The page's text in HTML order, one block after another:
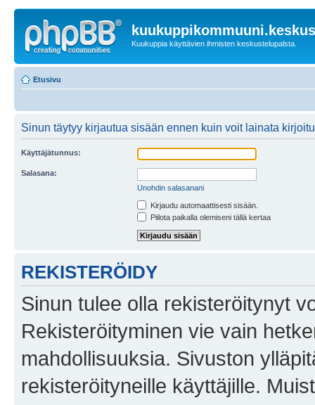
Kuukuppia käyttävien ihmisten keskustelupalsta.
Etusivu
Sinun täytyy kirjautua sisään ennen kuin voit lainata
Käyttäjätunnus:
Salasana:
Unohdin salasanani
Kirjaudu automaattisesti sisään.
Piilota paikalla olemiseni tällä kertaa
REKISTERÖIDY
Sinun tulee olla rekisteröitynyt
Rekisteröityminen vie vain
mahdollisuuksia. Sivuston
rekisteröityneille käyttäjille.